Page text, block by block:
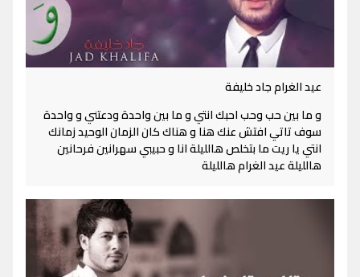
عيد الغرام جاد خليفة
و ما بين حب وحب احبك انتي و ما بين واحدة ودعتني و واحدة
سوف تاتي افتش عنك هنا و هناك كان الزمان الوحيد زمانك
انتي يا ريت ما بتخلص هالليلة انا و حبيبي سهرانين فرحانين
هالليلة عيد الغرام هالليلة